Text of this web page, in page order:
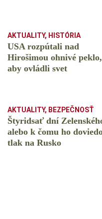
AKTUALITY, HISTÓRIA
USA rozpútali nad
Hirošimou ohnivé peklo,
aby ovládli svet
AKTUALITY, BEZPEČNOSŤ
Štyridsať dní
alebo k čomu ho
tlak na Rusko